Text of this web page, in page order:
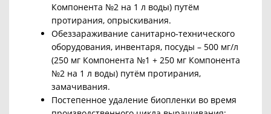
Компонента №2 на 1 л воды) путём
протирания, опрыскивания.
Обеззараживание санитарно-технического
оборудования, инвентаря, посуды – 500 мг/л
(250 мг Компонента №1 + 250 мг Компонента
№2 на 1 л воды) путём протирания,
замачивания.
Постепенное удаление биопленки во время